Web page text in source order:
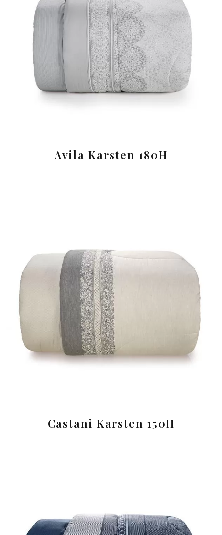
Avila Karsten 180H
Castani Karsten 150H